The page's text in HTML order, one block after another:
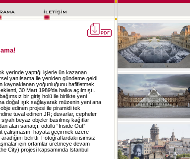
yerinde yaptığı işlerle ün kazanan
yanılsama ile yeniden gündeme geldi.
kaynaklanan yoğunluğunu hafifletmek
30 Mart 1989’da halka açılmıştı.
bir giriş holü ile birlikte yeni
doğal ışık sağlayarak müzenin yeni ana
edinen projesi ile piramidi tek
tuval edinen JR; duvarlar, cepheler
beyaz objeler basılmış kağıtlar
alan sanatçı, ödüllü “Inside Out”
çalışmasını hayata geçirmek üzere
belirtti. Fotoğraflardaki isimsiz
için ortamlar üretmeye devam
City) projesi kapsamında Istanbul